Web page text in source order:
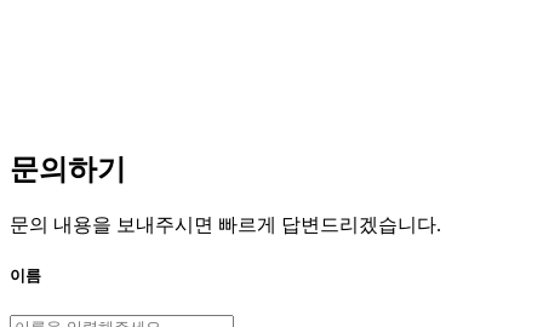
문의하기
문의 내용을 보내주시면 빠르게 답변드리겠습니다.
이름